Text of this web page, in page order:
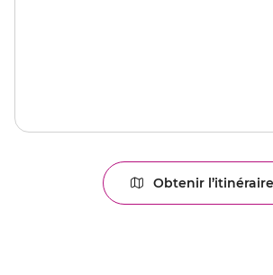
Obtenir l’itinéraire
jusqu'au
point